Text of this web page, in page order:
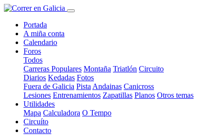
Portada
A miña conta
Calendario
Foros
Todos
Carreras Populares Montaña Triatlón Circuito
Diarios Kedadas Fotos
Fuera de Galicia Pista Andainas Canicross
Lesiones Entrenamientos Zapatillas Planos Otros temas
Utilidades
Mapa Calculadora O Tempo
Circuíto
Contacto